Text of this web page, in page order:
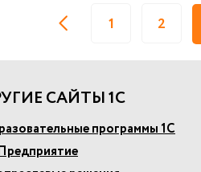
1 2
САЙТЫ 1С
программы 1С